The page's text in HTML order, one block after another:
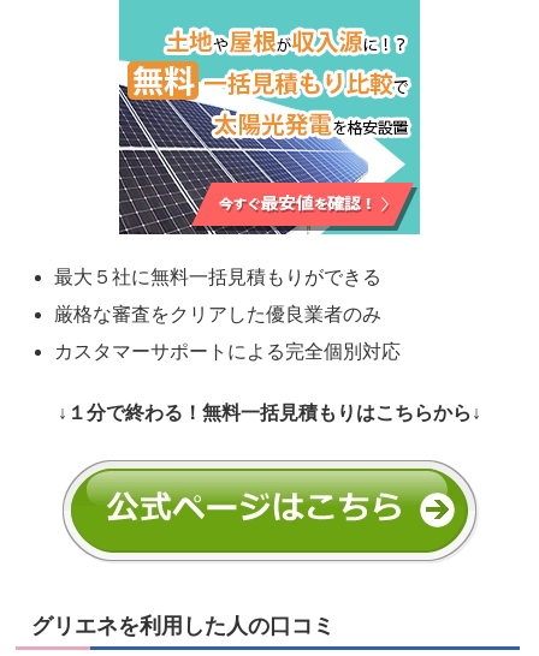
最大５社に無料一括見積もりができる
厳格な審査をクリアした優良業者のみ
カスタマーサポートによる完全個別対応
↓１分で終わる！無料一括見積もりはこちらから↓
グリエネを利用した人の口コミ